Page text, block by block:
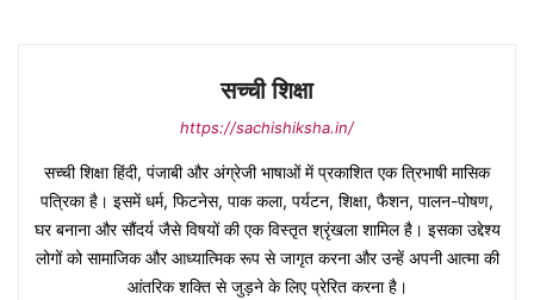
सच्ची शिक्षा
https://sachishiksha.in/
सच्ची शिक्षा हिंदी, पंजाबी और अंग्रेजी भाषाओं में प्रकाशित एक त्रिभाषी मासिक
पत्रिका है। इसमें धर्म, फिटनेस, पाक कला, पर्यटन, शिक्षा, फैशन, पालन-पोषण,
घर बनाना और सौंदर्य जैसे विषयों की एक विस्तृत श्रृंखला शामिल है। इसका उद्देश्य
लोगों को सामाजिक और आध्यात्मिक रूप से जागृत करना और उन्हें अपनी आत्मा की
आंतरिक शक्ति से जुड़ने के लिए प्रेरित करना है।